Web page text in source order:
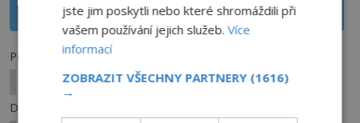
Sdílet na X
Předchozí článek
Svět jako počítačová simulace! Žijeme v Matrixu?
Další článek
jste jim poskytli nebo které shromáždili při
vašem používání jejich služeb.Více
informací
ZOBRAZIT VŠECHNY PARTNERY (1616)
→